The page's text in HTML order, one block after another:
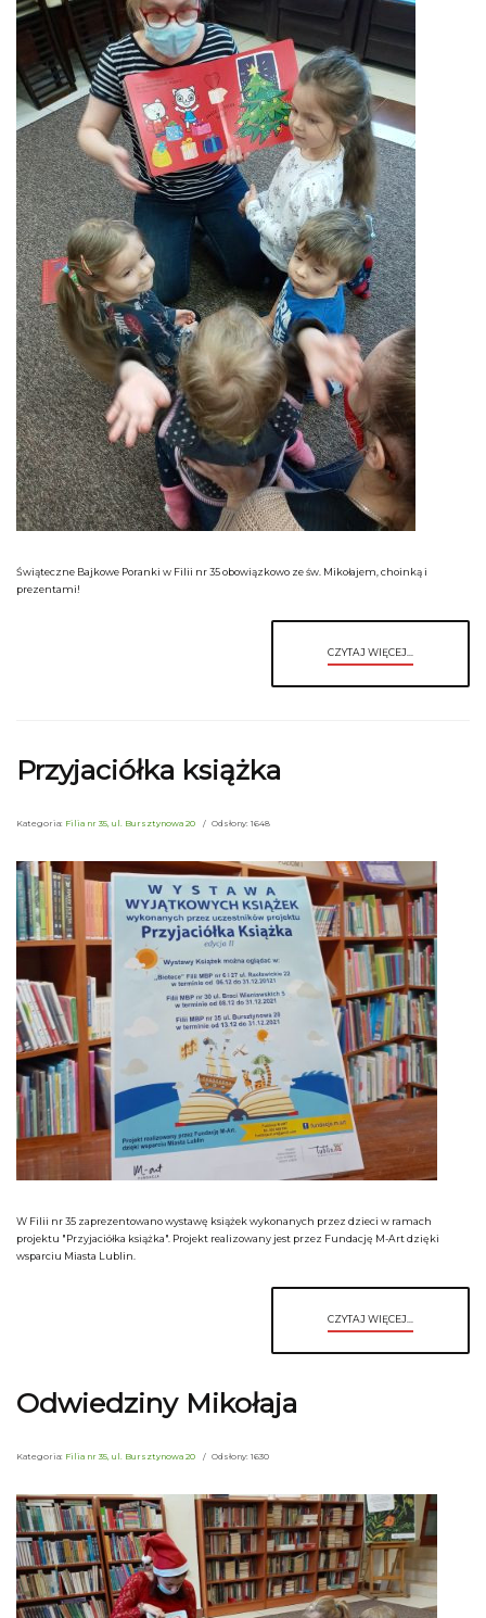
Świąteczne Bajkowe Poranki w Filii nr 35 obowiązkowo ze św. Mikołajem, choinką i
prezentami!
CZYTAJ WIĘCEJ...
Przyjaciółka książka
Kategoria: Filia nr 35, ul. Bursztynowa 20 Odsłony: 1648
W Filii nr 35 zaprezentowano wystawę książek wykonanych przez dzieci w ramach
projektu "Przyjaciółka książka". Projekt realizowany jest przez Fundację M-Art dzięki
wsparciu Miasta Lublin.
CZYTAJ WIĘCEJ...
Odwiedziny Mikołaja
Kategoria: Filia nr 35, ul. Bursztynowa 20 Odsłony: 1630